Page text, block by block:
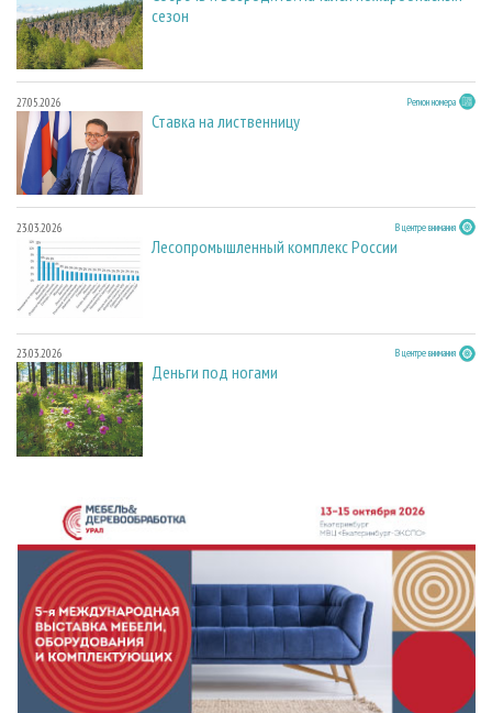
сезон
27.05.2026 Регион номера
Ставка на лиственницу
23.03.2026 В центре внимания
Лесопромышленный комплекс России
23.03.2026 В центре внимания
Деньги под ногами